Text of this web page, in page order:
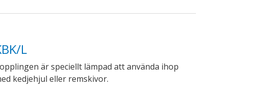
L
är speciellt lämpad att använda ihop
kedjehjul eller remskivor.